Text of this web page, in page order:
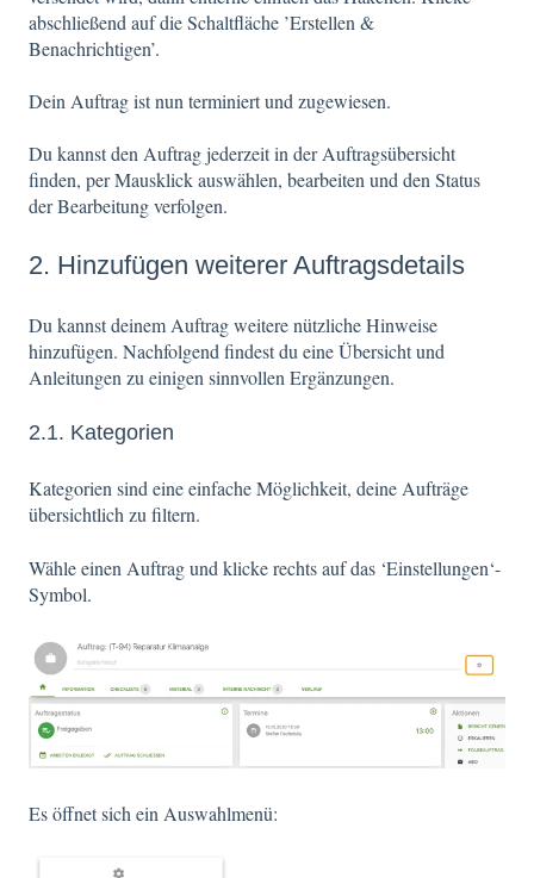
abschließend auf die Schaltfläche ’Erstellen &
Benachrichtigen’.
Dein Auftrag ist nun terminiert und zugewiesen.
Du kannst den Auftrag jederzeit in der Auftragsübersicht
finden, per Mausklick auswählen, bearbeiten und den Status
der Bearbeitung verfolgen.
2. Hinzufügen weiterer Auftragsdetails
Du kannst deinem Auftrag weitere nützliche Hinweise
hinzufügen. Nachfolgend findest du eine Übersicht und
Anleitungen zu einigen sinnvollen Ergänzungen.
2.1. Kategorien
Kategorien sind eine einfache Möglichkeit, deine Aufträge
übersichtlich zu filtern.
Wähle einen Auftrag und klicke rechts auf das ‘Einstellungen‘-
Symbol.
Es öffnet sich ein Auswahlmenü: